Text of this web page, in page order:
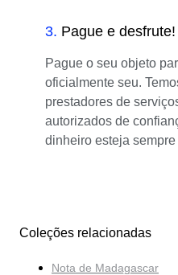
3. Pague e desfrute!
Pague o seu objeto
oficialmente seu.
prestadores de
autorizados de
dinheiro esteja sempre
Coleções relacionadas
Nota de Madagascar